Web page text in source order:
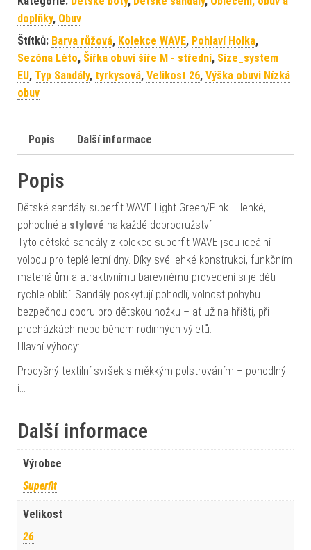
doplňky, Obuv
Štítků: Barva růžová, Kolekce WAVE, Pohlaví Holka,
Sezóna Léto, Šířka obuvi šíře M - střední, Size_system
EU, Typ Sandály, tyrkysová, Velikost 26, Výška obuvi Nízká
obuv
Popis Další informace
Popis
Dětské sandály superfit WAVE Light Green/Pink – lehké,
pohodlné a stylové na každé dobrodružství
Tyto dětské sandály z kolekce superfit WAVE jsou ideální
volbou pro teplé letní dny. Díky své lehké konstrukci, funkčním
materiálům a atraktivnímu barevnému provedení si je děti
rychle oblíbí. Sandály poskytují pohodlí, volnost pohybu i
bezpečnou oporu pro dětskou nožku – ať už na hřišti, při
procházkách nebo během rodinných výletů.
Hlavní výhody:
Prodyšný textilní svršek s měkkým polstrováním – pohodlný
i…
Další informace
Výrobce
Superfit
Velikost
26